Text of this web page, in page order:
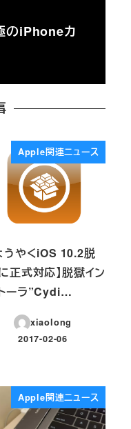
のiPhoneカ
Apple関連ニュース
うやくiOS 10.2脱
正式対応】脱獄イン
ーラ”Cydi…
xiaolong
投稿日
2017-02-06
Apple関連ニュース